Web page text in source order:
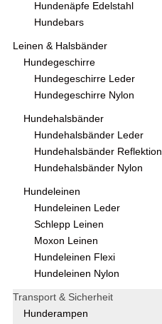
Hundenäpfe Edelstahl
Hundebars
Leinen & Halsbänder
Hundegeschirre
Hundegeschirre Leder
Hundegeschirre Nylon
Hundehalsbänder
Hundehalsbänder Leder
Hundehalsbänder Reflektion
Hundehalsbänder Nylon
Hundeleinen
Hundeleinen Leder
Schlepp Leinen
Moxon Leinen
Hundeleinen Flexi
Hundeleinen Nylon
Transport & Sicherheit
Hunderampen